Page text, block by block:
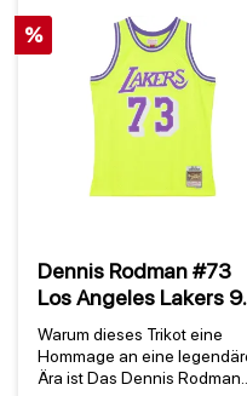
%
Dennis Rodman #73
Los Angeles Lakers
NBA Mitchell & Ness
Neon Tropical
Swingman Trikot Gelb
Warum dieses Trikot eine
Hommage an eine
Ära ist Das Dennis Rodman